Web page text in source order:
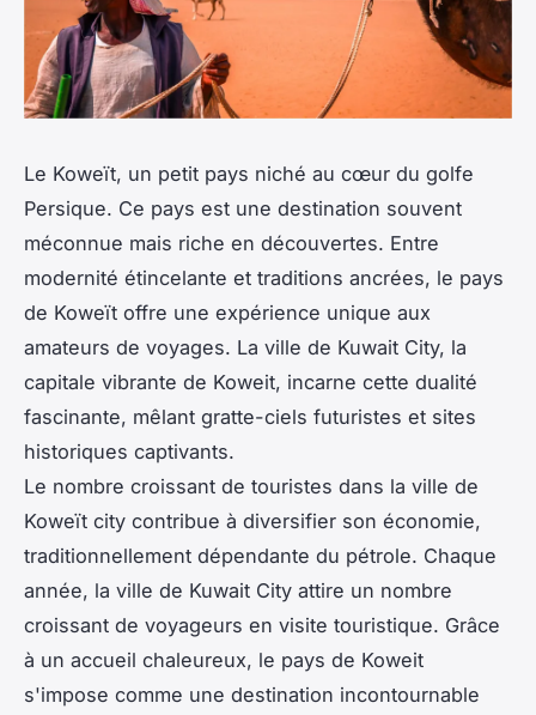
Le Koweït, un petit pays niché au cœur du golfe
Persique. Ce pays est une destination souvent
méconnue mais riche en découvertes. Entre
modernité étincelante et traditions ancrées, le pays
de Koweït offre une expérience unique aux
amateurs de voyages. La ville de Kuwait City, la
capitale vibrante de Koweit, incarne cette dualité
fascinante, mêlant gratte-ciels futuristes et sites
historiques captivants.
Le nombre croissant de touristes dans la ville de
Koweït city contribue à diversifier son économie,
traditionnellement dépendante du pétrole. Chaque
année, la ville de Kuwait City attire un nombre
croissant de voyageurs en visite touristique. Grâce
à un accueil chaleureux, le pays de Koweit
s'impose comme une destination incontournable